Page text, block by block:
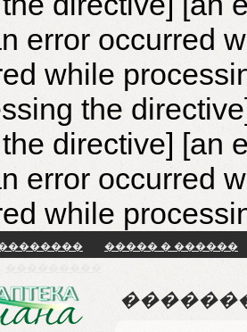
error occurred
while
the
directive] [an
error occurred
while
����� � ������